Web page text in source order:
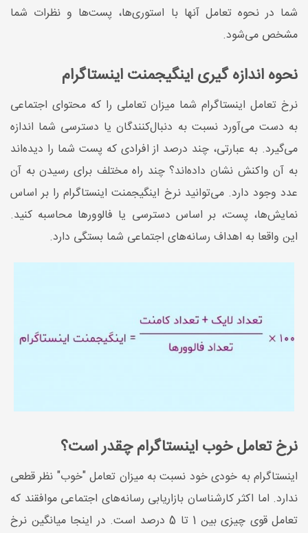
شما در نحوه تعامل آنها با استوری‌ها، پست‌ها و نظرات شما
مشخص می‌شود.
نحوه اندازه گیری اینگیجمنت اینستاگرام
نرخ تعامل اینستاگرام شما میزان تعاملی را که محتوای اجتماعی
به دست می‌آورد نسبت به دنبال‌کنندگان یا دسترسی شما اندازه
می‌گیرد. به عبارتی، چند درصد از افرادی که پست شما را دیده‌اند
به آن واکنش نشان داده‌اند؟ چند راه مختلف برای رسیدن به آن
عدد وجود دارد. می‌توانید نرخ اینگیجمنت اینستاگرام را بر اساس
نمایش‌ها، پست، بر اساس دسترسی یا فالوورها محاسبه کنید.
این واقعا به اهداف رسانه‌های اجتماعی شما بستگی دارد.
نرخ تعامل خوب اینستاگرام چقدر است؟
اینستاگرام به خودی خود نسبت به میزان تعامل "خوب" نظر قطعی
ندارد. اما اکثر کارشناسان بازاریابی رسانه‌های اجتماعی موافقند که
تعامل قوی چیزی بین 1 تا 5 درصد است. در اینجا میانگین نرخ